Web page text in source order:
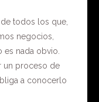
todos los que,
negocios,
es nada obvio.
un proceso de
a conocerlo